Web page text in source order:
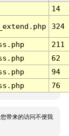
14
324
211
62
94
76
带来的访问不便我